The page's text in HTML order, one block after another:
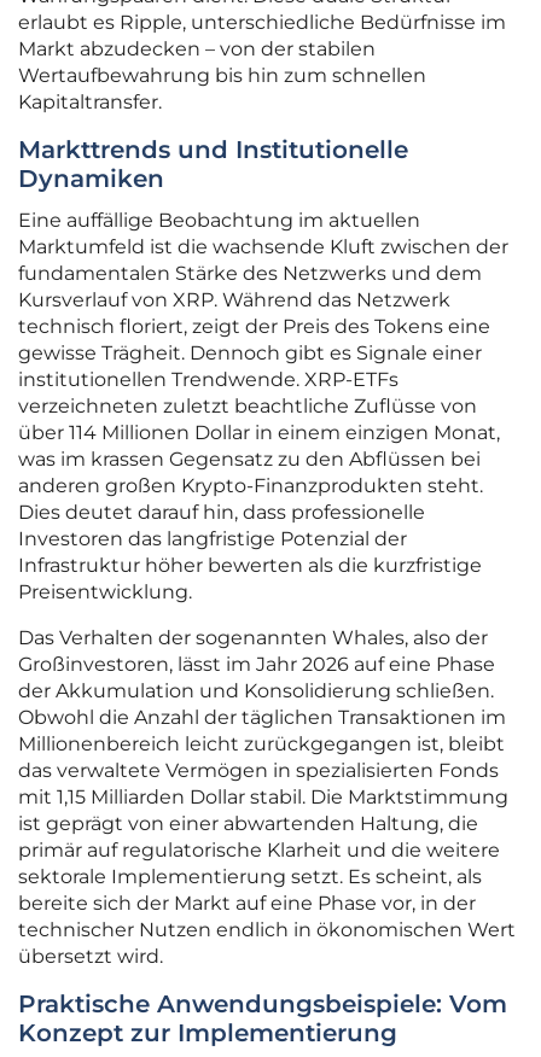
erlaubt es Ripple, unterschiedliche Bedürfnisse im
Markt abzudecken – von der stabilen
Wertaufbewahrung bis hin zum schnellen
Kapitaltransfer.
Markttrends und Institutionelle
Dynamiken
Eine auffällige Beobachtung im aktuellen
Marktumfeld ist die wachsende Kluft zwischen der
fundamentalen Stärke des Netzwerks und dem
Kursverlauf von XRP. Während das Netzwerk
technisch floriert, zeigt der Preis des Tokens eine
gewisse Trägheit. Dennoch gibt es Signale einer
institutionellen Trendwende. XRP-ETFs
verzeichneten zuletzt beachtliche Zuflüsse von
über 114 Millionen Dollar in einem einzigen Monat,
was im krassen Gegensatz zu den Abflüssen bei
anderen großen Krypto-Finanzprodukten steht.
Dies deutet darauf hin, dass professionelle
Investoren das langfristige Potenzial der
Infrastruktur höher bewerten als die kurzfristige
Preisentwicklung.
Das Verhalten der sogenannten Whales, also der
Großinvestoren, lässt im Jahr 2026 auf eine Phase
der Akkumulation und Konsolidierung schließen.
Obwohl die Anzahl der täglichen Transaktionen im
Millionenbereich leicht zurückgegangen ist, bleibt
das verwaltete Vermögen in spezialisierten Fonds
mit 1,15 Milliarden Dollar stabil. Die Marktstimmung
ist geprägt von einer abwartenden Haltung, die
primär auf regulatorische Klarheit und die weitere
sektorale Implementierung setzt. Es scheint, als
bereite sich der Markt auf eine Phase vor, in der
technischer Nutzen endlich in ökonomischen Wert
übersetzt wird.
Praktische Anwendungsbeispiele: Vom
Konzept zur Implementierung